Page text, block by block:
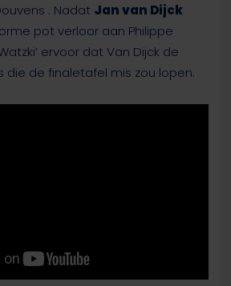
. Nadat Jan van Dijck
pot verloor aan Philippe
ervoor dat Van Dijck de
die de finaletafel mis zou lopen.